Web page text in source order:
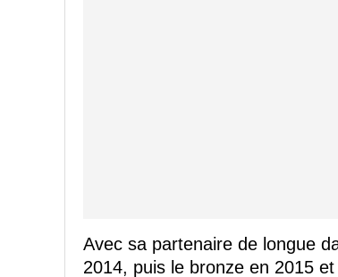
Avec sa partenaire de longue
2014, puis le bronze en 2015